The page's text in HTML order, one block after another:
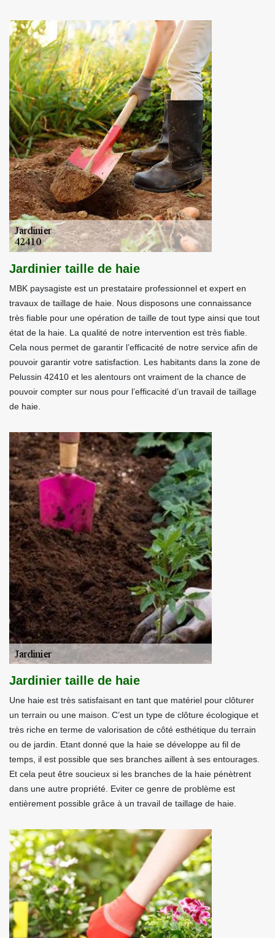
Jardinier taille de haie
MBK paysagiste est un prestataire professionnel et expert en
travaux de taillage de haie. Nous disposons une connaissance
très fiable pour une opération de taille de tout type ainsi que tout
état de la haie. La qualité de notre intervention est très fiable.
Cela nous permet de garantir l’efficacité de notre service afin de
pouvoir garantir votre satisfaction. Les habitants dans la zone de
Pelussin 42410 et les alentours ont vraiment de la chance de
pouvoir compter sur nous pour l’efficacité d’un travail de taillage
de haie.
Jardinier taille de haie
Une haie est très satisfaisant en tant que matériel pour clôturer
un terrain ou une maison. C’est un type de clôture écologique et
très riche en terme de valorisation de côté esthétique du terrain
ou de jardin. Etant donné que la haie se développe au fil de
temps, il est possible que ses branches aillent à ses entourages.
Et cela peut être soucieux si les branches de la haie pénètrent
dans une autre propriété. Eviter ce genre de problème est
entièrement possible grâce à un travail de taillage de haie.